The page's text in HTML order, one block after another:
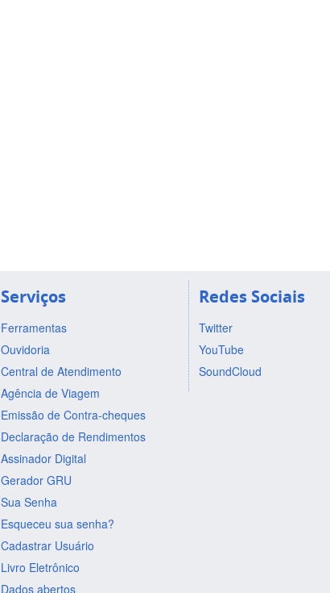
Serviços
Ferramentas
Ouvidoria
Central de Atendimento
Agência de Viagem
Emissão de Contra-cheques
Declaração de Rendimentos
Assinador Digital
Gerador GRU
Sua Senha
Esqueceu sua senha?
Cadastrar Usuário
Livro Eletrônico
Dados abertos
Redes Sociais
Twitter
YouTube
SoundCloud